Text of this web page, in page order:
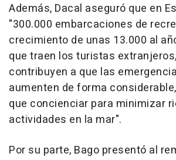
Además, Dacal aseguró que en
"300.000 embarcaciones de
crecimiento de unas 13.000 al
que traen los turistas
contribuyen a que las
aumenten de forma
que concienciar para minimizar
actividades en la mar".
Por su parte, Bago presentó al